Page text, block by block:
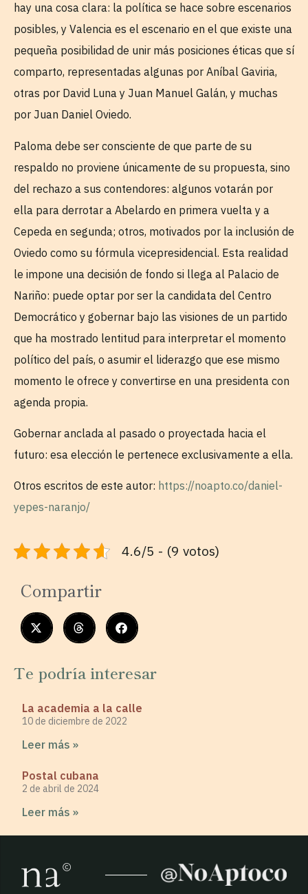
hay una cosa clara: la política se hace sobre escenarios
posibles, y Valencia es el escenario en el que existe una
pequeña posibilidad de unir más posiciones éticas que sí
comparto, representadas algunas por Aníbal Gaviria,
otras por David Luna y Juan Manuel Galán, y muchas
por Juan Daniel Oviedo.
Paloma debe ser consciente de que parte de su
respaldo no proviene únicamente de su propuesta, sino
del rechazo a sus contendores: algunos votarán por
ella para derrotar a Abelardo en primera vuelta y a
Cepeda en segunda; otros, motivados por la inclusión de
Oviedo como su fórmula vicepresidencial. Esta realidad
le impone una decisión de fondo si llega al Palacio de
Nariño: puede optar por ser la candidata del Centro
Democrático y gobernar bajo las visiones de un partido
que ha mostrado lentitud para interpretar el momento
político del país, o asumir el liderazgo que ese mismo
momento le ofrece y convertirse en una presidenta con
agenda propia.
Gobernar anclada al pasado o proyectada hacia el
futuro: esa elección le pertenece exclusivamente a ella.
Otros escritos de este autor: https://noapto.co/daniel-
yepes-naranjo/
4.6/5 - (9 votos)
Compartir
Te podría interesar
La academia a la calle
10 de diciembre de 2022
Leer más »
Postal cubana
2 de abril de 2024
Leer más »